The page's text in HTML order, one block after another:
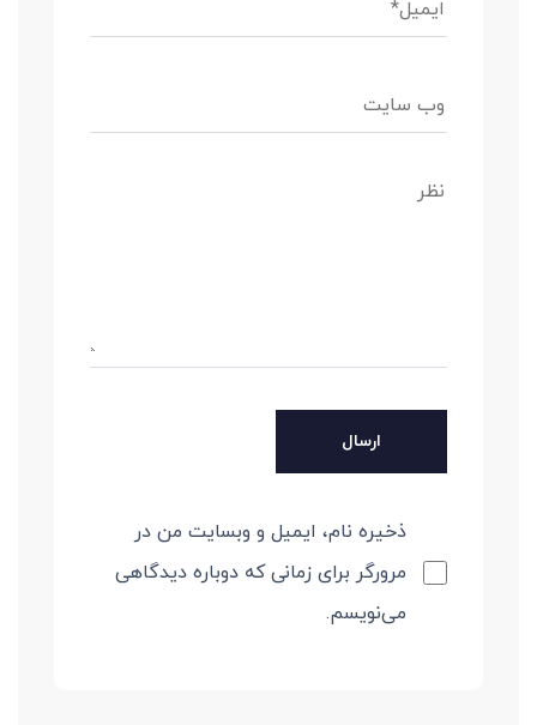
ذخیره نام، ایمیل و وبسایت من در
مرورگر برای زمانی که دوباره دیدگاهی
می‌نویسم.